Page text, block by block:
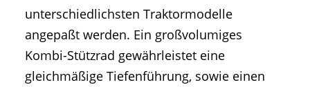
unterschiedlichsten Traktormodelle
angepaßt werden. Ein großvolumiges
Kombi-Stützrad gewährleistet eine
gleichmäßige Tiefenführung, sowie einen